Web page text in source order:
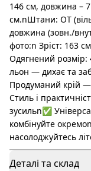
146 см, довжина –
см.nШтани: ОТ
довжина (зовн./
фото:n Зріст: 163
Одягнений
льон — дихає та
Продуманий крій —
Стиль і
зусильn✅
комбінуйте
насолоджуйтесь
Деталі та склад